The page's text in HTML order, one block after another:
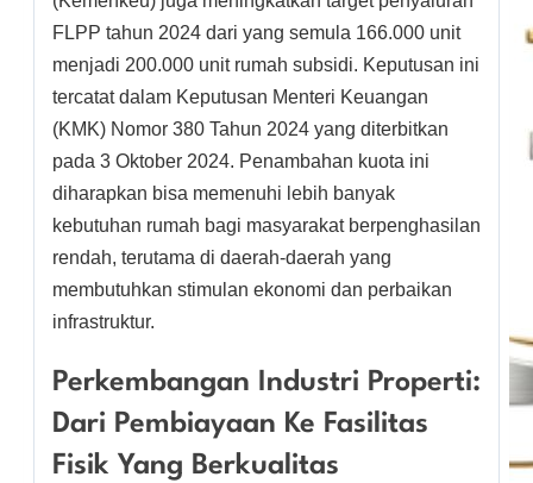
FLPP tahun 2024 dari yang semula 166.000 unit
menjadi 200.000 unit rumah subsidi. Keputusan ini
tercatat dalam Keputusan Menteri Keuangan
(KMK) Nomor 380 Tahun 2024 yang diterbitkan
pada 3 Oktober 2024. Penambahan kuota ini
diharapkan bisa memenuhi lebih banyak
kebutuhan rumah bagi masyarakat berpenghasilan
rendah, terutama di daerah-daerah yang
membutuhkan stimulan ekonomi dan perbaikan
infrastruktur.
Perkembangan Industri Properti:
Dari Pembiayaan Ke Fasilitas
Fisik Yang Berkualitas